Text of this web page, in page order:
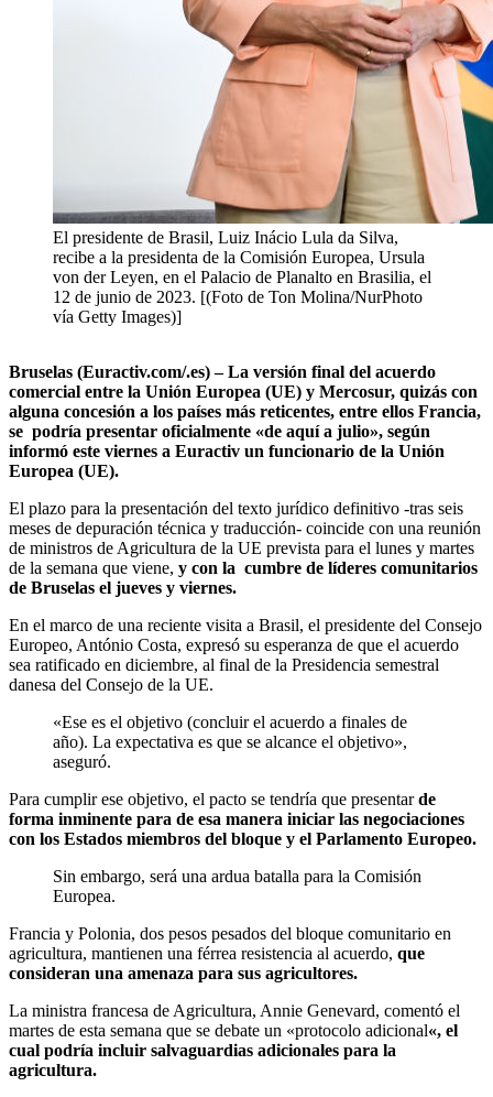
El presidente de Brasil, Luiz Inácio Lula da Silva,
recibe a la presidenta de la Comisión Europea, Ursula
von der Leyen, en el Palacio de Planalto en Brasilia, el
12 de junio de 2023. [(Foto de Ton Molina/NurPhoto
vía Getty Images)]
Bruselas (Euractiv.com/.es) – La versión final del acuerdo
comercial entre la Unión Europea (UE) y Mercosur, quizás con
alguna concesión a los países más reticentes, entre ellos Francia,
se podría presentar oficialmente «de aquí a julio», según
informó este viernes a Euractiv un funcionario de la Unión
Europea (UE).
El plazo para la presentación del texto jurídico definitivo -tras seis
meses de depuración técnica y traducción- coincide con una reunión
de ministros de Agricultura de la UE prevista para el lunes y martes
de la semana que viene, y con la cumbre de líderes comunitarios
de Bruselas el jueves y viernes.
En el marco de una reciente visita a Brasil, el presidente del Consejo
Europeo, António Costa, expresó su esperanza de que el acuerdo
sea ratificado en diciembre, al final de la Presidencia semestral
danesa del Consejo de la UE.
«Ese es el objetivo (concluir el acuerdo a finales de
año). La expectativa es que se alcance el objetivo»,
aseguró.
Para cumplir ese objetivo, el pacto se tendría que presentarde
forma inminente para de esa manera iniciar las negociaciones
con los Estados miembros del bloque y el Parlamento Europeo.
Sin embargo, será una ardua batalla para la Comisión
Europea.
Francia y Polonia, dos pesos pesados del bloque comunitario en
agricultura, mantienen una férrea resistencia al acuerdo, que
consideran una amenaza para sus agricultores.
La ministra francesa de Agricultura, Annie Genevard, comentó el
martes de esta semana que se debate un «protocolo adicional«, el
cual podría incluir salvaguardias adicionales para la
agricultura.